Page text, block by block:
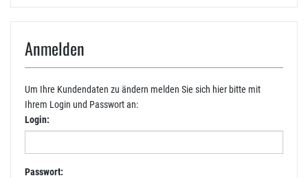
Anmelden
Um Ihre Kundendaten zu ändern melden Sie sich hier bitte mit
Ihrem Login und Passwort an:
Login:
Passwort: